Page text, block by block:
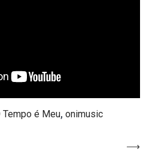
Tempo é Meu, onimusic
⟶